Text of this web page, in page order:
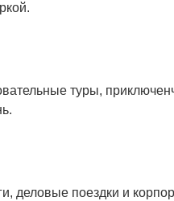
туры,
поездки и